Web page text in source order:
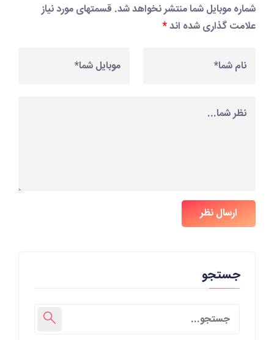
شماره موبایل شما منتشر نخواهد شد. قسمتهای مورد نیاز
علامت گذاری شده اند*
ارسال نظر
جستجو